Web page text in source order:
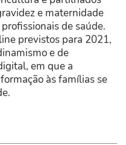
e maternidade
de saúde.
previstos para 2021,
e de
em que a
às famílias se